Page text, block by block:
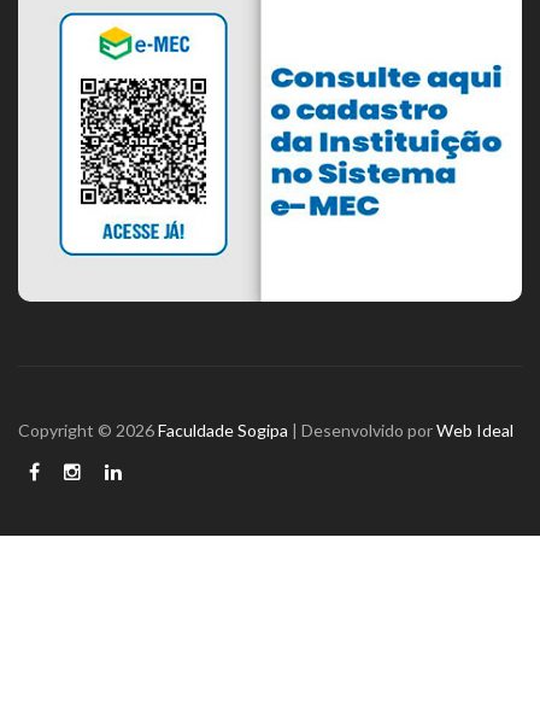
Copyright © 2026Faculdade Sogipa | Desenvolvido porWeb Ideal